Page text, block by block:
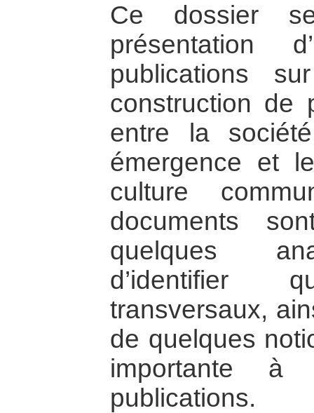
Ce dossier
présentation
publications
construction de
entre la
émergence et
culture
documents
quelques
d’identifier
transversaux,
de quelques
importante à
publications.